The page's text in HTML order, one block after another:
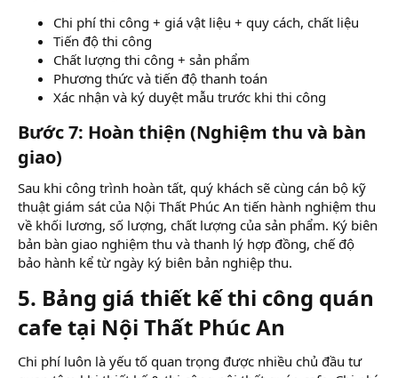
Chi phí thi công + giá vật liệu + quy cách, chất liệu
Tiến độ thi công
Chất lượng thi công + sản phẩm
Phương thức và tiến độ thanh toán
Xác nhận và ký duyệt mẫu trước khi thi công
Bước 7: Hoàn thiện (Nghiệm thu và bàn
giao)​
Sau khi công trình hoàn tất, quý khách sẽ cùng cán bộ kỹ
thuật giám sát của Nội Thất Phúc An tiến hành nghiệm thu
về khối lương, số lượng, chất lượng của sản phẩm. Ký biên
bản bàn giao nghiệm thu và thanh lý hợp đồng, chế độ
bảo hành kể từ ngày ký biên bản nghiệp thu.
5. Bảng giá thiết kế thi công quán
cafe tại Nội Thất Phúc An​
Chi phí luôn là yếu tố quan trọng được nhiều chủ đầu tư